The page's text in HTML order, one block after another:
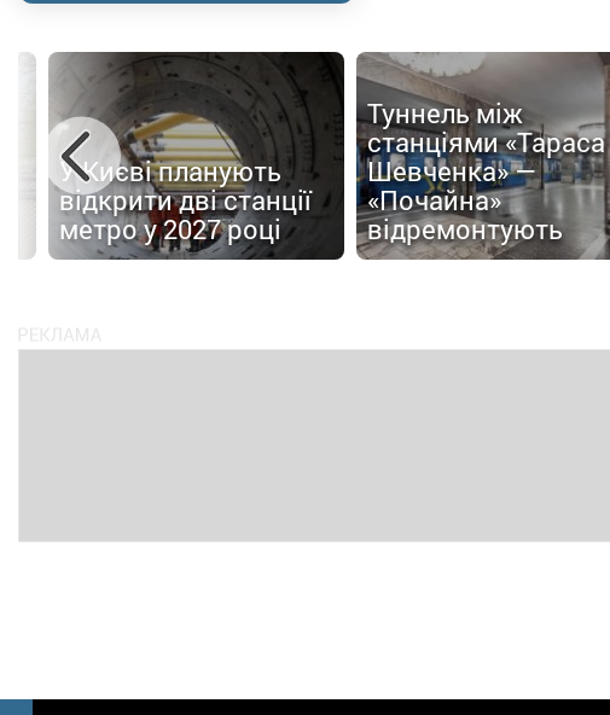
У Києві планують
відкрити дві станції
метро у 2027 році
Туннель між
станціями «Тараса
Шевченка» —
«Почайна»
відремонтують